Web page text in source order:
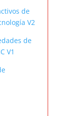
de
V2
de
V1